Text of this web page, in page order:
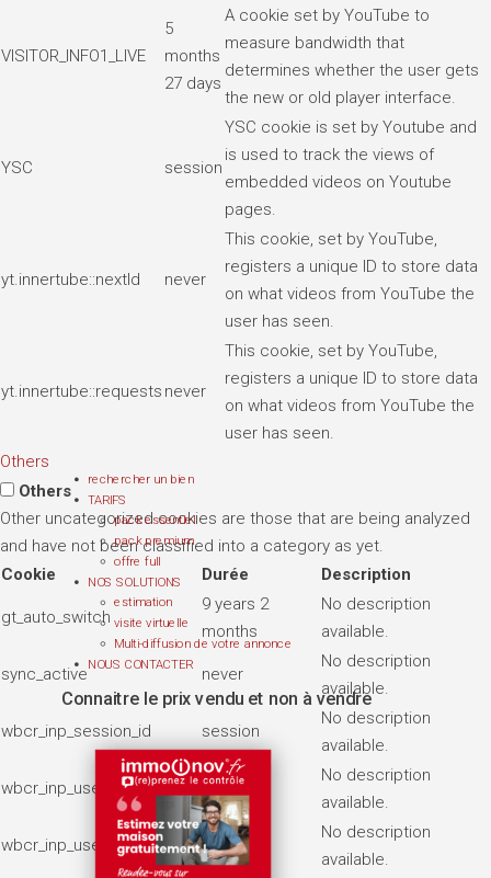
VISITOR_INFO1_LIVE
5
months
27 days
A cookie set by YouTube to
measure bandwidth that
determines whether the user gets
the new or old player interface.
YSC session
YSC cookie is set by Youtube and
is used to track the views of
embedded videos on Youtube
pages.
yt.innertube::nextId never
This cookie, set by YouTube,
registers a unique ID to store data
on what videos from YouTube the
user has seen.
yt.innertube::requests never
This cookie, set by YouTube,
registers a unique ID to store data
on what videos from YouTube the
user has seen.
Others
Others
Other uncategorized cookies are those that are being analyzed
and have not been classified into a category as yet.
Cookie
Durée Description
gt_auto_switch
9 years 2
months
No description
available.
sync_active never
No description
available.
wbcr_inp_session_id session
No description
available.
wbcr_inp_user_page_views 7 days
No description
available.
wbcr_inp_user_visits 2 months
No description
available.
rechercher un bien
TARIFS
pack essentiel
pack premium
offre full
NOS SOLUTIONS
estimation
visite virtuelle
Multi-diffusion de votre annonce
NOUS CONTACTER
Connaitre le prix vendu et non à vendre